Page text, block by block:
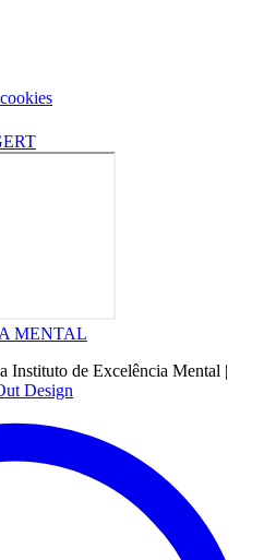
Instituto de Excelência Mental |
Design